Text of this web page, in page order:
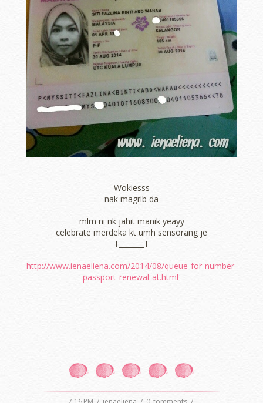
Wokiesss
nak magrib da
mlm ni nk jahit manik yeayy
celebrate merdeka kt umh sensorang je
T_______T
http://www.ienaeliena.com/2014/08/queue-for-number-
passport-renewal-at.html